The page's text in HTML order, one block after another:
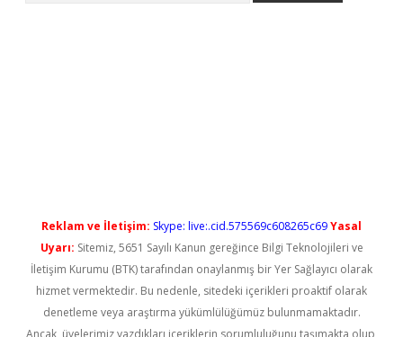
Reklam ve İletişim: Skype: live:.cid.575569c608265c69Yasal
Uyarı: Sitemiz, 5651 Sayılı Kanun gereğince Bilgi Teknolojileri ve
İletişim Kurumu (BTK) tarafından onaylanmış bir Yer Sağlayıcı olarak
hizmet vermektedir. Bu nedenle, sitedeki içerikleri proaktif olarak
denetleme veya araştırma yükümlülüğümüz bulunmamaktadır.
Ancak, üyelerimiz yazdıkları içeriklerin sorumluluğunu taşımakta olup,